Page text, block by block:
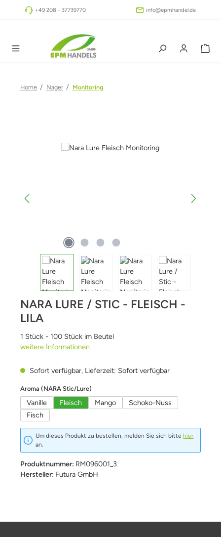
Zum Hauptinhalt springen
+49 208 - 37739770 info@epmhandel.de
Home / Nager / Monitoring
Bildergalerie überspringen
NARA LURE / STIC - FLEISCH -
LILA
1 Stück - 100 Stück im Beutel
weitere Informationen
Sofort verfügbar, Lieferzeit: Sofort verfügbar
Aroma (NARA Stic/Lure)
Vanille Fleisch Mango
Schoko-Nuss
Fisch
Um dieses Produkt zu bestellen, melden Sie sich bitte hier
an.
Produktnummer: RM096001_3
Hersteller: Futura GmbH